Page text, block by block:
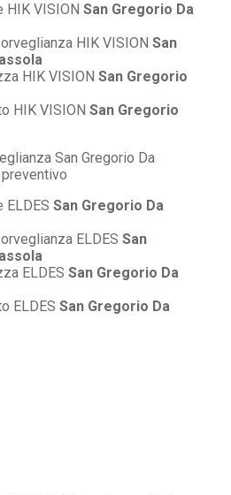
HIK VISION San Gregorio Da
HIK VISION San
HIK VISION San Gregorio
HIK VISION San Gregorio
ELDES San Gregorio Da
ELDES San
ELDES San Gregorio Da
ELDES San Gregorio Da